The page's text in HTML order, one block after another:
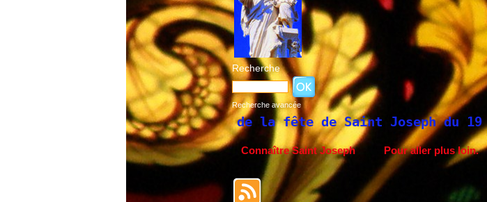
Recherche
Recherche avancée
de la fête de Saint Joseph du 19 mars et du 1er mai
Connaître Saint Joseph Pour aller plus loin.